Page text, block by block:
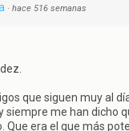
· hace 516 semanas
que siguen muy al
siempre me han dicho
Que era el que más